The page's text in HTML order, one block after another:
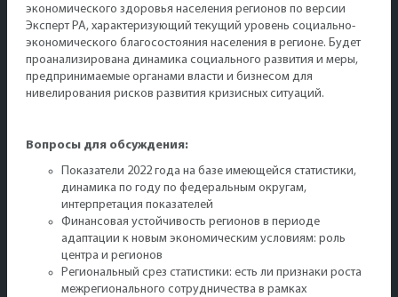
экономического здоровья населения регионов по версии
Эксперт РА, характеризующий текущий уровень социально-
экономического благосостояния населения в регионе. Будет
проанализирована динамика социального развития и меры,
предпринимаемые органами власти и бизнесом для
нивелирования рисков развития кризисных ситуаций.
Вопросы для обсуждения:
Показатели 2022 года на базе имеющейся статистики,
динамика по году по федеральным округам,
интерпретация показателей
Финансовая устойчивость регионов в периоде
адаптации к новым экономическим условиям: роль
центра и регионов
Региональный срез статистики: есть ли признаки роста
межрегионального сотрудничества в рамках